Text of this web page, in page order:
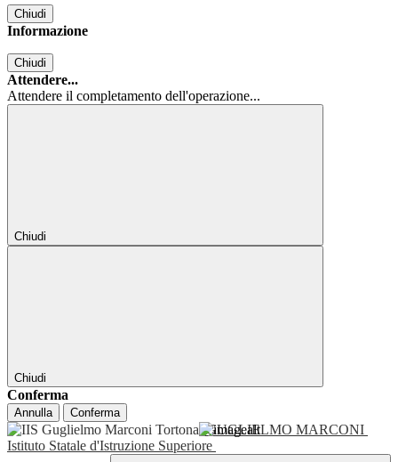
Chiudi
Informazione
Chiudi
Attendere...
Attendere il completamento dell'operazione...
Chiudi
Chiudi
Conferma
Annulla Conferma
GUGLIELMO MARCONI
Istituto Statale d'Istruzione Superiore